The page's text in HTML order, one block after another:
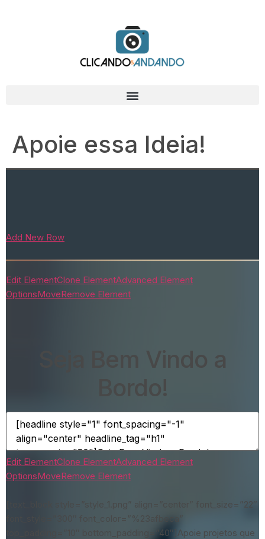
Apoie essa Ideia!
Add New Row
Edit ElementClone ElementAdvanced Element
OptionsMoveRemove Element
Seja Bem Vindo a
Bordo!
Edit ElementClone ElementAdvanced Element
OptionsMoveRemove Element
[text_block style=”style_1.png” align=”center” font_size=”22″
font_style=”300″ font_color=”%23afbeca”
top_padding=”10″ bottom_padding=”40″]Apoie projetos que